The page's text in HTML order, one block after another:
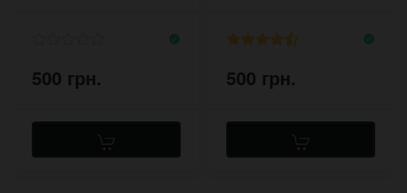
500 грн. 500 грн.